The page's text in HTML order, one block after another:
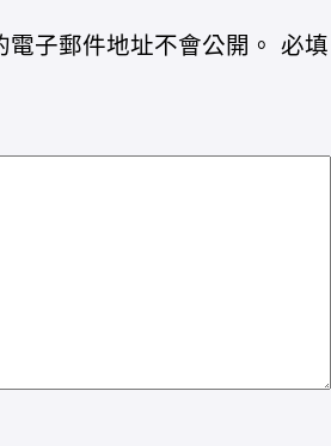
子郵件地址不會公開。 必填